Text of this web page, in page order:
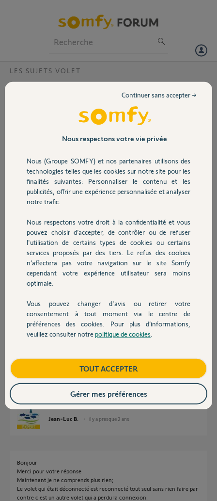
Volet
Sécurité
Domotique
Chauffage
Autres produits
Devis avec un pro
Contact
LES SUJETS VOLET
Perte liaison velux tahoma classic ?
Ma tahoma classic a perdu sa liaison avec le velux.
Lorsque je tente de réinstaller dans le menu "configuration" sur PC en
appuyant 3" sur le bouton "reset"de ma petite télécommande Velux
io homecontrol qui fonctionne normalement j’obtient le message
télécommade trouvée".
Que faire
Merci par avance
Participer au fil de discussion
Réponses
Bonjour
Essayez l'ajout avec l'option "sans télécommande".
Si ça ne fonctionne pas, il faudra réinitialiser la motorisation avant de
recommencer la procédure.
Jean-Luc B. il y a presque 2 ans
Bonjour
Merci pour votre réponse
Maintenant je ne comprends plus rien;
Le volet qui était déconnecté est reconnecté tout seul sans rien faire par
contre c'est un autre volet qui a perdu la connexion.
Nous respectons votre vie privée
Nous (Groupe SOMFY) et nos partenaires utilisons des
technologies telles que les cookies sur notre site pour les
finalités suivantes: Personnaliser le contenu et les
publicités, offrir une expérience personnalisée et analyser
notre trafic.
Nous respectons votre droit à la confidentialité et vous
pouvez choisir d’accepter, de contrôler ou de refuser
l'utilisation de certains types de cookies ou certains
services proposés par des tiers. Le refus des cookies
n’affectera pas votre navigation sur le site Somfy
cependant votre expérience utilisateur sera moins
optimale.
Vous pouvez changer d'avis ou retirer votre
consentement à tout moment via le centre de
préférences des cookies. Pour plus d’informations,
veuillez consulter notre politique de cookies
Continuer sans accepter →
TOUT ACCEPTER
Gérer mes préférences